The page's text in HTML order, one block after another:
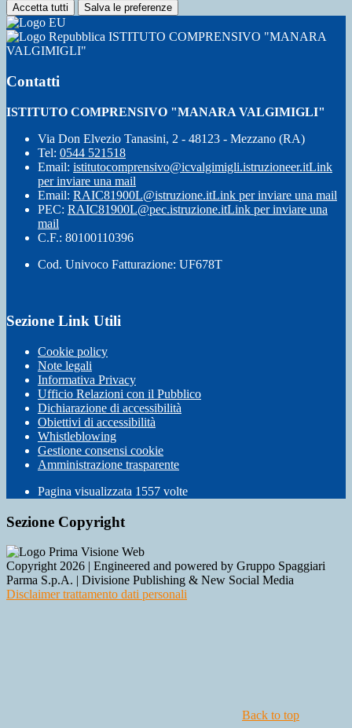
Accetta tutti Salva le preferenze
ISTITUTO COMPRENSIVO "MANARA
VALGIMIGLI"
Contatti
ISTITUTO COMPRENSIVO "MANARA VALGIMIGLI"
Via Don Elvezio Tanasini, 2 - 48123 - Mezzano (RA)
Tel: 0544 521518
Email: istitutocomprensivo@icvalgimigli.istruzioneer.itLink
per inviare una mail
Email: RAIC81900L@istruzione.itLink per inviare una mail
PEC: RAIC81900L@pec.istruzione.itLink per inviare una
mail
C.F.: 80100110396
Cod. Univoco Fatturazione: UF678T
Sezione Link Utili
Cookie policy
Note legali
Informativa Privacy
Ufficio Relazioni con il Pubblico
Dichiarazione di accessibilità
Obiettivi di accessibilità
Whistleblowing
Gestione consensi cookie
Amministrazione trasparente
Pagina visualizzata 1557 volte
Sezione Copyright
Copyright 2026 | Engineered and powered by Gruppo Spaggiari
Parma S.p.A. | Divisione Publishing & New Social Media
Disclaimer trattamento dati personali
Back to top